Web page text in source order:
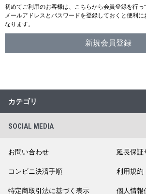
初めてご利用のお客様は、こちらから会員登録を行っ
メールアドレスとパスワードを登録しておくと便利
なります。
カテゴリ
SOCIAL MEDIA
お問い合わせ 延長保証
コンビニ決済手順 利用規約
特定商取引法に基づく表示 個人情報